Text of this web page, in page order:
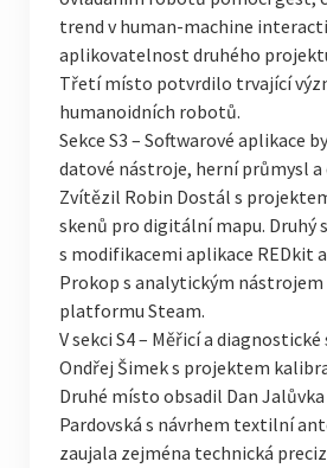
trend v human-machine
aplikovatelnost druhého
Třetí místo potvrdilo trvající
humanoidních robotů.
Sekce S3 – Softwarové aplikace
datové nástroje, herní průmysl
Zvítězil Robin Dostál s
skenů pro digitální mapu. Druhý
s modifikacemi aplikace REDkit
Prokop s analytickým
platformu Steam.
V sekci S4 – Měřicí a
Ondřej Šimek s projektem
Druhé místo obsadil Dan
Pardovská s návrhem textilní
zaujala zejména technická